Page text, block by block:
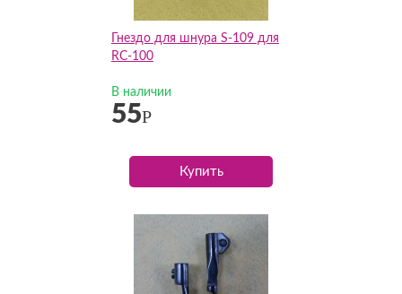
Гнездо для шнура S-109 для
RC-100
В наличии
55Р
Купить